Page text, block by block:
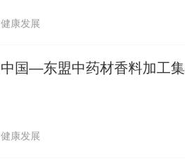
健康发展
中国—东盟中药材香料加工
健康发展